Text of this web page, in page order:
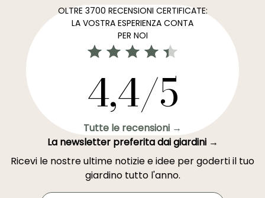
OLTRE 3700 RECENSIONI CERTIFICATE:
LA VOSTRA ESPERIENZA CONTA
PER NOI
4,4/5
Tutte le recensioni →
La newsletter preferita dai giardini →
Ricevi le nostre ultime notizie e idee per goderti il tuo
giardino tutto l'anno.